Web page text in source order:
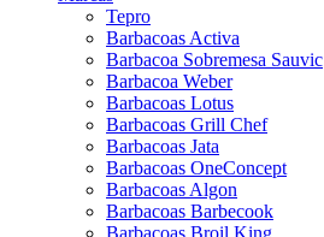
Tepro
Barbacoas Activa
Barbacoa Sobremesa Sauvic
Barbacoa Weber
Barbacoas Lotus
Barbacoas Grill Chef
Barbacoas Jata
Barbacoas OneConcept
Barbacoas Algon
Barbacoas Barbecook
Barbacoas Broil King